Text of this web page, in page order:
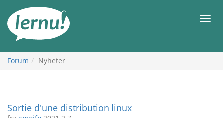
innholdet
Meny
Forum Nyheter
Sortie d'une distribution linux